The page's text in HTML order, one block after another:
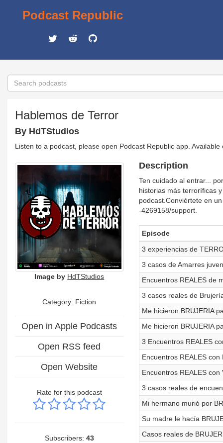
Podcast Republic
Hablemos de Terror
By HdTStudios
Listen to a podcast, please open Podcast Republic app.
Image by HdTStudios
Category: Fiction
Open in Apple Podcasts
Open RSS feed
Open Website
Rate for this podcast
Subscribers: 43
Description
Ten cuidado al entrar...
historias más terroríficas
podcast.Conviértete en
-4269158/support.
Episode
3 experiencias de
3 casos de Amarres
Encuentros REALES de
3 casos reales de
Me hicieron BRUJERIA
Me hicieron BRUJERIA
3 Encuentros REALES
Encuentros REALES
Encuentros REALES
3 casos reales de
Mi hermano murió por
Su madre le hacía
Casos reales de